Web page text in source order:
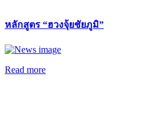
หลักสูตร “ฮวงจุ้ยชัยภูมิ”
Read more